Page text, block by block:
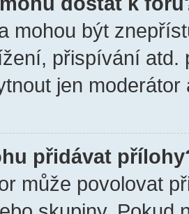
mohou být
přispívání atd.
jen
přidávat
může povolovat